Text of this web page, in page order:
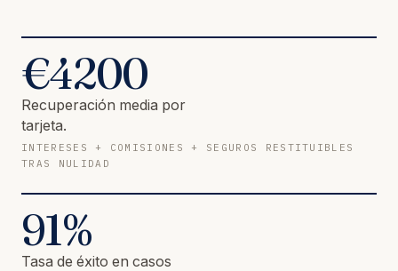
€4200
Recuperación media por
tarjeta.
INTERESES + COMISIONES + SEGUROS RESTITUIBLES
TRAS NULIDAD
91%
Tasa de éxito en casos